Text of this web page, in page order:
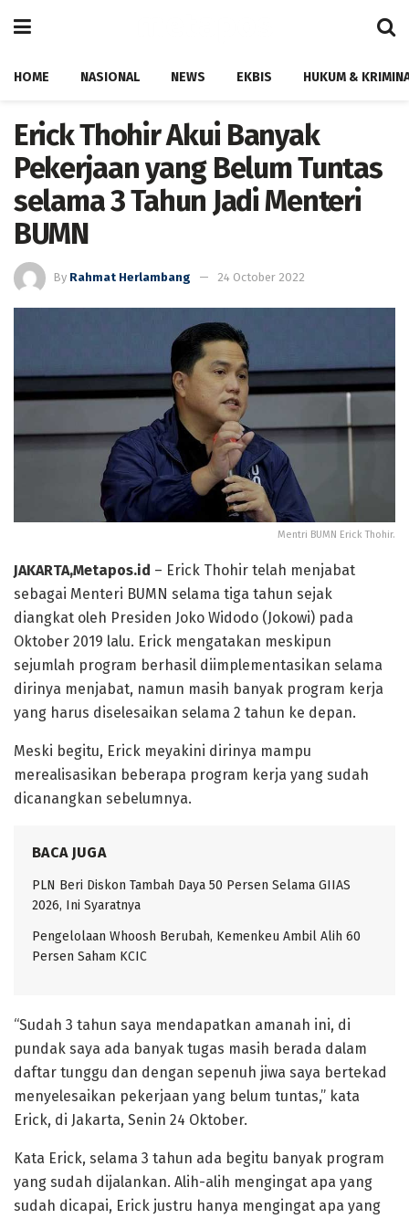
HOME NASIONAL NEWS EKBIS HUKUM &
Erick Thohir Akui Banyak
Pekerjaan yang Belum Tuntas
selama 3 Tahun Jadi Menteri
BUMN
By Rahmat Herlambang 24 October 2022
Mentri BUMN Erick Thohir.
JAKARTA,Metapos.id – Erick Thohir telah menjabat
sebagai Menteri BUMN selama tiga tahun sejak
diangkat oleh Presiden Joko Widodo (Jokowi) pada
Oktober 2019 lalu. Erick mengatakan meskipun
sejumlah program berhasil diimplementasikan selama
dirinya menjabat, namun masih banyak program kerja
yang harus diselesaikan selama 2 tahun ke depan.
Meski begitu, Erick meyakini dirinya mampu
merealisasikan beberapa program kerja yang sudah
dicanangkan sebelumnya.
BACA JUGA
PLN Beri Diskon Tambah Daya 50 Persen Selama GIIAS
2026, Ini Syaratnya
Pengelolaan Whoosh Berubah, Kemenkeu Ambil Alih 60
Persen Saham KCIC
“Sudah 3 tahun saya mendapatkan amanah ini, di
pundak saya ada banyak tugas masih berada dalam
daftar tunggu dan dengan sepenuh jiwa saya bertekad
menyelesaikan pekerjaan yang belum tuntas,” kata
Erick, di Jakarta, Senin 24 Oktober.
Kata Erick, selama 3 tahun ada begitu banyak program
yang sudah dijalankan. Alih-alih mengingat apa yang
sudah dicapai, Erick justru hanya mengingat apa yang